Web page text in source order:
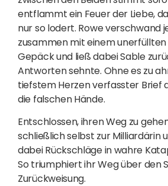
entflammt ein Feuer der Liebe,
nur so lodert. Rowe verschwand
zusammen mit einem
Gepäck und ließ dabei Sable
Antworten sehnte. Ohne es zu
tiefstem Herzen verfasster Brief
die falschen Hände.
Entschlossen, ihren Weg zu
schließlich selbst zur Milliardärin
dabei Rückschläge in wahre
So triumphiert ihr Weg über den
Zurückweisung.